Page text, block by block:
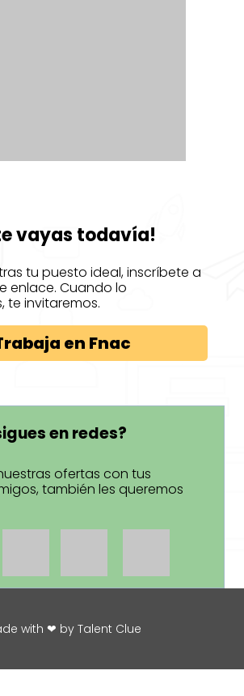
vayas todavía!
en redes?
tu puesto ideal, inscríbete a
enlace. Cuando lo
te invitaremos.
ofertas con tus
también les queremos
en Fnac
with ❤ by Talent Clue